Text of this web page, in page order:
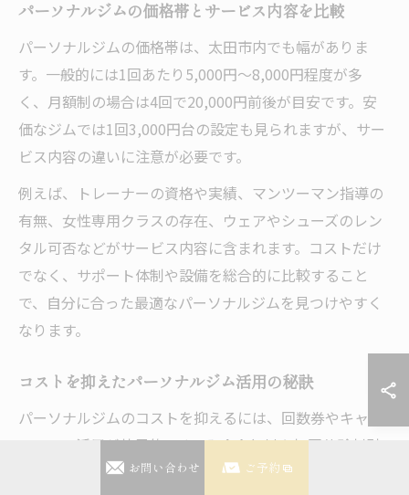
パーソナルジムの価格帯とサービス内容を比較
パーソナルジムの価格帯は、太田市内でも幅がありま
す。一般的には1回あたり5,000円～8,000円程度が多
く、月額制の場合は4回で20,000円前後が目安です。安
価なジムでは1回3,000円台の設定も見られますが、サー
ビス内容の違いに注意が必要です。
例えば、トレーナーの資格や実績、マンツーマン指導の
有無、女性専用クラスの存在、ウェアやシューズのレン
タル可否などがサービス内容に含まれます。コストだけ
でなく、サポート体制や設備を総合的に比較すること
で、自分に合った最適なパーソナルジムを見つけやすく
なります。
コストを抑えたパーソナルジム活用の秘訣
パーソナルジムのコストを抑えるには、回数券やキャン
ペーンの活用が効果的です。入会金無料や初回体験割引
を提供しているジムも多く、これを利用することで初期
お問い合わせ ご予約